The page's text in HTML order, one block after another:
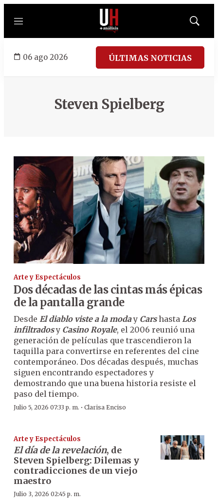
Menú
Mostrar
06 ago 2026 ÚLTIMAS NOTICIAS
Steven Spielberg
Arte y Espectáculos
Dos décadas de las cintas más épicas
de la pantalla grande
Desde El diablo viste a la moday Carshasta Los
infiltradosy Casino Royale, el 2006 reunió una
generación de películas que trascendieron la
taquilla para convertirse en referentes del cine
contemporáneo. Dos décadas después, muchas
siguen encontrando espectadores y
demostrando que una buena historia resiste el
paso del tiempo.
Julio 5, 2026 07:33 p. m. · Clarisa Enciso
Arte y Espectáculos
El día de la revelación, de
Steven Spielberg: Dilemas y
contradicciones de un viejo
maestro
Julio 3, 2026 02:45 p. m.